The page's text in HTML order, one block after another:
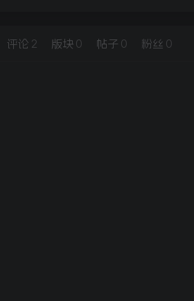
评论 2 版块 0 帖子 0 粉丝 0